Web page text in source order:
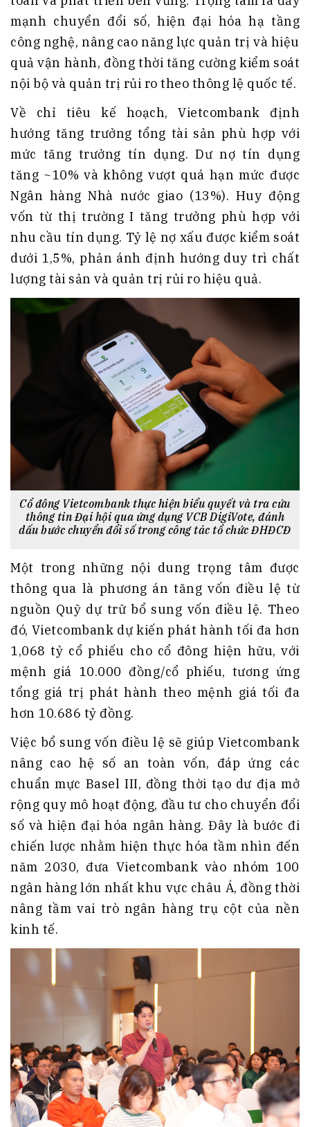
mạnh chuyển đổi số, hiện đại hóa hạ tầng
công nghệ, nâng cao năng lực quản trị và hiệu
quả vận hành, đồng thời tăng cường kiểm soát
nội bộ và quản trị rủi ro theo thông lệ quốc tế.
Về chỉ tiêu kế hoạch, Vietcombank định
hướng tăng trưởng tổng tài sản phù hợp với
mức tăng trưởng tín dụng. Dư nợ tín dụng
tăng ~10% và không vượt quá hạn mức được
Ngân hàng Nhà nước giao (13%). Huy động
vốn từ thị trường I tăng trưởng phù hợp với
nhu cầu tín dụng. Tỷ lệ nợ xấu được kiểm soát
dưới 1,5%, phản ánh định hướng duy trì chất
lượng tài sản và quản trị rủi ro hiệu quả.
Cổ đông Vietcombank thực hiện biểu quyết và tra cứu
thông tin Đại hội qua ứng dụng VCB DigiVote, đánh
dấu bước chuyển đổi số trong công tác tổ chức ĐHĐCĐ
Một trong những nội dung trọng tâm được
thông qua là phương án tăng vốn điều lệ từ
nguồn Quỹ dự trữ bổ sung vốn điều lệ. Theo
đó, Vietcombank dự kiến phát hành tối đa hơn
1,068 tỷ cổ phiếu cho cổ đông hiện hữu, với
mệnh giá 10.000 đồng/cổ phiếu, tương ứng
tổng giá trị phát hành theo mệnh giá tối đa
hơn 10.686 tỷ đồng.
Việc bổ sung vốn điều lệ sẽ giúp Vietcombank
nâng cao hệ số an toàn vốn, đáp ứng các
chuẩn mực Basel III, đồng thời tạo dư địa mở
rộng quy mô hoạt động, đầu tư cho chuyển đổi
số và hiện đại hóa ngân hàng. Đây là bước đi
chiến lược nhằm hiện thực hóa tầm nhìn đến
năm 2030, đưa Vietcombank vào nhóm 100
ngân hàng lớn nhất khu vực châu Á, đồng thời
nâng tầm vai trò ngân hàng trụ cột của nền
kinh tế.